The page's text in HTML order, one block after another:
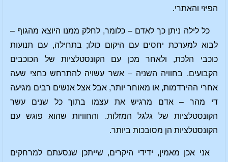
הפיזי והאתרי.
כל לילה ניתן כך לאדם – כלומר, לחלק ממנו היוצא מהגוף –
לבוא למערכת יחסים עם היקום כולו; בתחילה, עם תנועות
כוכבי הלכת, ולאחר מכן עם הקונסטלציות של הכוכבים
הקבועים. בחוויה השניה – אשר עשויה להתרחש כחצי שעה
אחרי ההירדמות, או מאוחר יותר, אבל אצל אנשים רבים מגיעה
די מהר – אדם מרגיש את עצמו בתוך כל שנים עשר
הקונסטלציות של גלגל המזלות. והחוויות שהוא פוגש עם
הקונסטלציות הן מסובכות ביותר.
אני אכן מאמין, ידידי היקרים, שייתכן שנסעתם למרחקים